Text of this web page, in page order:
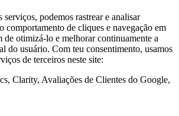
serviços, podemos rastrear e analisar
comportamento de cliques e navegação em
de otimizá-lo e melhorar continuamente a
do usuário. Com teu consentimento, usamos
de terceiros neste site:
Clarity, Avaliações de Clientes do Google,